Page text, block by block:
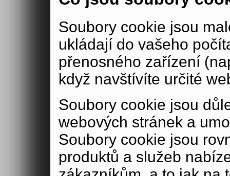
Soubory cookie jsou
ukládají do vašeho
přenosného zařízení
když navštívíte určité
Soubory cookie jsou
webových stránek a
Soubory cookie jsou
produktů a služeb